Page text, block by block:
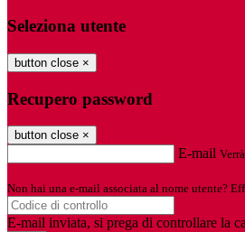
Seleziona utente
button close ×
Recupero password
button close ×
E-mail
Non hai una e-mail associata al nome utente?
E-mail inviata, si prega di controllare la